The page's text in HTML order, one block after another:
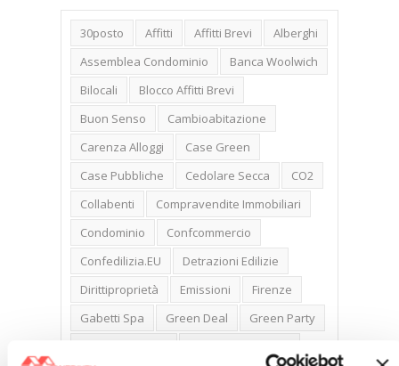
30posto Affitti Affitti Brevi
Alberghi
Assemblea Condominio
Banca Woolwich
Bilocali
Blocco Affitti Brevi
Buon Senso
Cambioabitazione
Carenza Alloggi
Case Green
Case Pubbliche
Cedolare Secca
CO2
Collabenti
Compravendite Immobiliari
Condominio
Confcommercio
Confedilizia.EU
Detrazioni Edilizie
Dirittiproprietà
Emissioni
Firenze
Gabetti Spa
Green Deal
Green Party